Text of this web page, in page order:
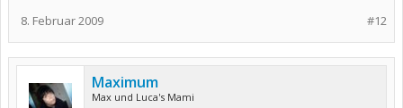
#12
8. Februar 2009
Maximum
Max und Luca's Mami